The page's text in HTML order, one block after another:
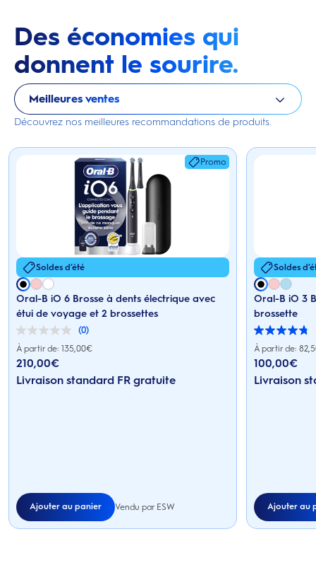
Des économies qui
donnent le sourire.
Meilleures ventes
Découvrez nos meilleures recommandations de produits.
Promo
Soldes d’été
Oral-B iO 6 Brosse à dents électrique avec
étui de voyage et 2 brossettes
(0)
0.0
sur
étoiles.
À partir de: 135,00€
Prix actuel : 210,00€
210,00€
Livraison standard FR gratuite
Ajouter au panier Vendu par ESW
Soldes
Oral-B iO 3
brossette
4.8
sur
étoiles.
28
À partir de:
Prix actuel :
100,00€
Livraison
Ajouter au